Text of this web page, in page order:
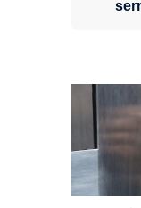
Vous
porte
? Un